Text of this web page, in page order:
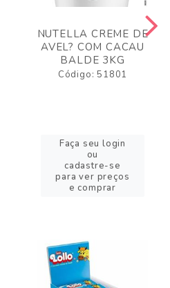
NUTELLA CREME DE
AVEL? COM CACAU
BALDE 3KG
Código: 51801
Faça seu login
ou
cadastre-se
para ver preços
e comprar